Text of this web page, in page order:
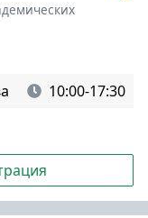
10:00-17:30